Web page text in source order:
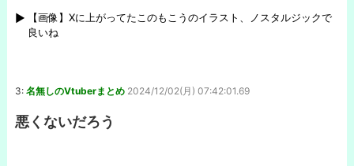
【画像】Xに上がってたこのもこうのイラスト、ノスタルジックで
良いね
3: 名無しのVtuberまとめ 2024/12/02(月) 07:42:01.69
悪くないだろう